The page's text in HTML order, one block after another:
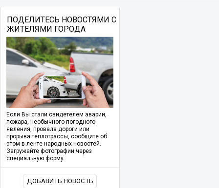
ПОДЕЛИТЕСЬ НОВОСТЯМИ С
ЖИТЕЛЯМИ ГОРОДА
Если Вы стали свидетелем аварии,
пожара, необычного погодного
явления, провала дороги или
прорыва теплотрассы, сообщите об
этом в ленте народных новостей.
Загружайте фотографии через
специальную форму.
ДОБАВИТЬ НОВОСТЬ